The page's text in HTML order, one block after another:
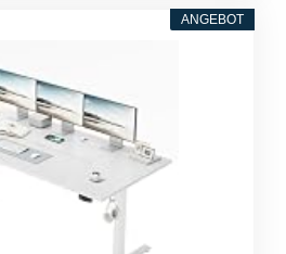
ANGEBOT